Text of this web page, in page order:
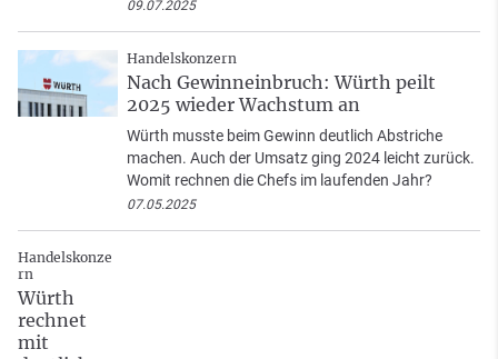
09.07.2025
Handelskonzern
Nach Gewinneinbruch: Würth peilt
2025 wieder Wachstum an
Würth musste beim Gewinn deutlich Abstriche
machen. Auch der Umsatz ging 2024 leicht zurück.
Womit rechnen die Chefs im laufenden Jahr?
07.05.2025
Handelskonze
rn
Würth
rechnet
mit